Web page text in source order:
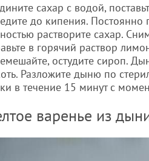
сахар с водой,
до кипения. Постоянно
растворите сахар.
в горячий раствор
остудите сироп.
Разложите дыню по
в течение 15 минут с
варенье из